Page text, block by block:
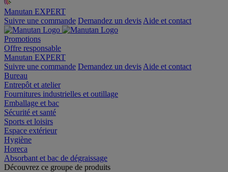
Manutan EXPERT
Suivre une commande Demandez un devis Aide et contact
Promotions
Offre responsable
Manutan EXPERT
Suivre une commande Demandez un devis Aide et contact
Bureau
Entrepôt et atelier
Fournitures industrielles et outillage
Emballage et bac
Sécurité et santé
Sports et loisirs
Espace extérieur
Hygiène
Horeca
Absorbant et bac de dégraissage
Découvrez ce groupe de produits